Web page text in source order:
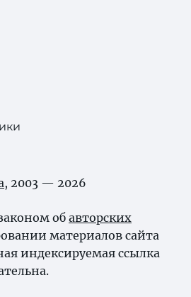
, 2003 — 2026
об авторских
материалов сайта
индексируемая ссылка